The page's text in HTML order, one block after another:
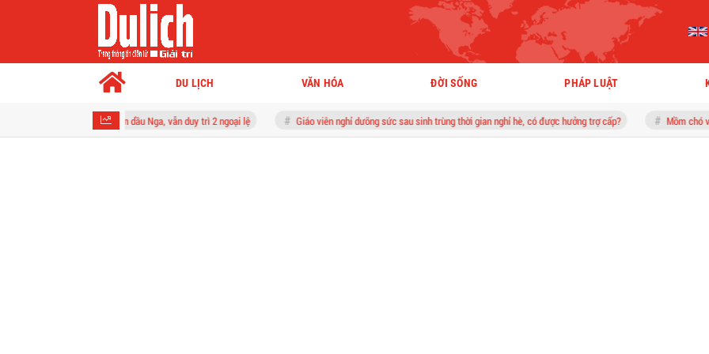
DU LỊCH VĂN HÓA ĐỜI SỐNG PHÁP LUẬT
lệnh cấm toàn diện dầu Nga, vẫn duy trì 2 ngoại lệ Giáo viên nghỉ dưỡng sức sau sinh trùng thời gian nghỉ hè, có được hưởng trợ cấp? Mồm chó vó ngựa